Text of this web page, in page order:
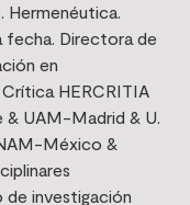
Hermenéutica.
fecha. Directora de
en
HERCRITIA
& UAM-Madrid & U.
México &
investigación